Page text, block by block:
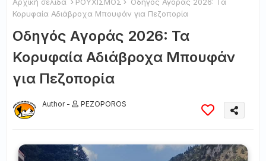
Κορυφαία Αδιάβροχα Μπουφάν για Πεζοπορία
Οδηγός Αγοράς 2026: Τα
Κορυφαία Αδιάβροχα Μπουφάν
για Πεζοπορία
Author - PEZOPOROS